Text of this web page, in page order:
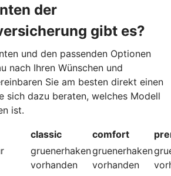
der
gibt es?
und den passenden Optionen
nach Ihren Wünschen und
Sie am besten direkt einen
sich dazu beraten, welches Modell
ist.
classic comfort
gruenerhaken
vorhanden
gruenerhaken
vorhanden